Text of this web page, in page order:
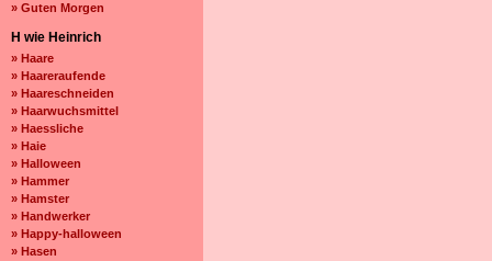
» Guten Morgen
H wie Heinrich
» Haare
» Haareraufende
» Haareschneiden
» Haarwuchsmittel
» Haessliche
» Haie
» Halloween
» Hammer
» Hamster
» Handwerker
» Happy-halloween
» Hasen